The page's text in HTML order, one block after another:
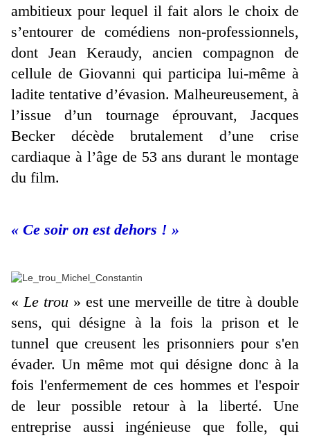
ambitieux pour lequel il fait alors le choix de
s’entourer de comédiens non-professionnels,
dont Jean Keraudy, ancien compagnon de
cellule de Giovanni qui participa lui-même à
ladite tentative d’évasion. Malheureusement, à
l’issue d’un tournage éprouvant, Jacques
Becker décède brutalement d’une crise
cardiaque à l’âge de 53 ans durant le montage
du film.
« Ce soir on est dehors ! »
«Le trou » est une merveille de titre à double
sens, qui désigne à la fois la prison et le
tunnel que creusent les prisonniers pour s'en
évader. Un même mot qui désigne donc à la
fois l'enfermement de ces hommes et l'espoir
de leur possible retour à la liberté. Une
entreprise aussi ingénieuse que folle, qui